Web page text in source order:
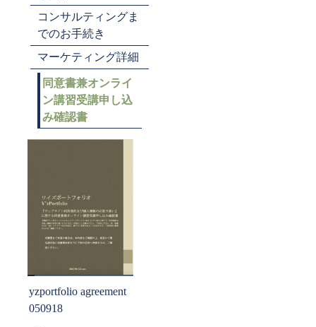
コンサルティングま
でのお手続き
マーケティング詳細
同意書兼オンライ
ン講習受講申し込
み確認書
yzportfolio agreement
050918